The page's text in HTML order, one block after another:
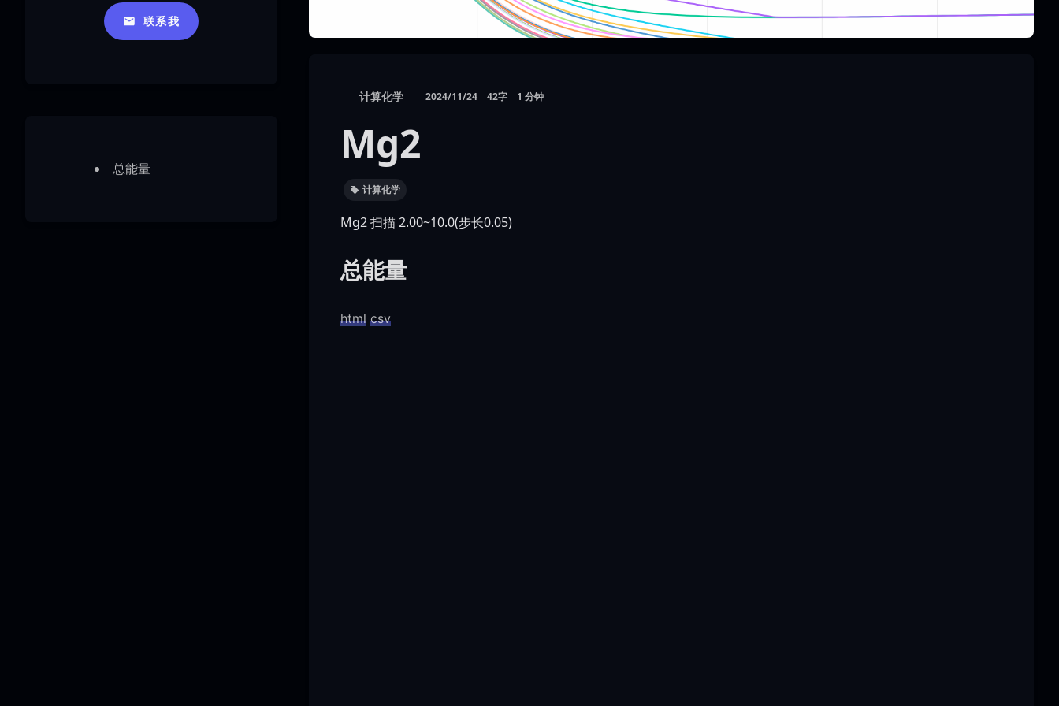
联系我
总能量
计算化学 2024/11/24 42字 1 分钟
Mg2
计算化学
Mg2 扫描 2.00~10.0(步长0.05)
总能量
html csv